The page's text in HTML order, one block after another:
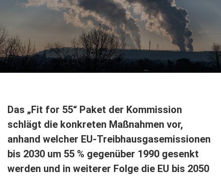
Das „Fit for 55“ Paket der Kommission
schlägt die konkreten Maßnahmen vor,
anhand welcher EU-Treibhausgasemissionen
bis 2030 um 55 % gegenüber 1990 gesenkt
werden und in weiterer Folge die EU bis 2050